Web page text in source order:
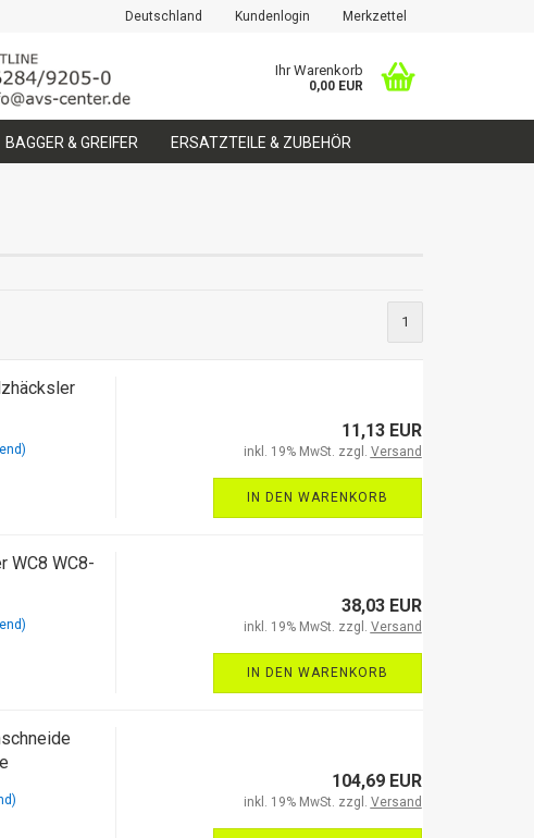
Deutschland Kundenlogin Merkzettel
Ihr Warenkorb
0,00 EUR
BAGGER & GREIFER ERSATZTEILE & ZUBEHÖR
1
11,13 EUR
inkl. 19% MwSt. zzgl. Versand
IN DEN WARENKORB
WC8 WC8-
38,03 EUR
inkl. 19% MwSt. zzgl. Versand
IN DEN WARENKORB
104,69 EUR
inkl. 19% MwSt. zzgl. Versand